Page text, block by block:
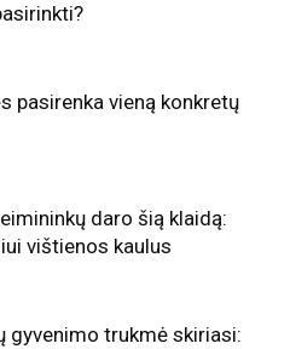
pasirenka vieną konkretų
daro šią klaidą:
vištienos kaulus
gyvenimo trukmė skiriasi: